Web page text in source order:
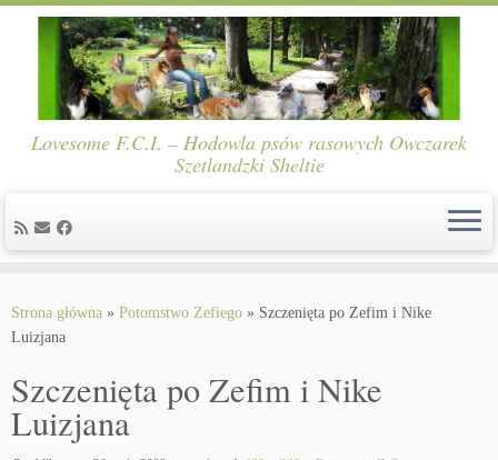
content
Lovesome F.C.I. – Hodowla psów rasowych Owczarek
Szetlandzki Sheltie
Strona główna » Potomstwo Zefiego » Szczenięta po Zefim i Nike
Luizjana
Szczenięta po Zefim i Nike
Luizjana